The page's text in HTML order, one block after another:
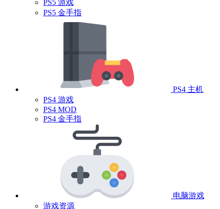
PS5 游戏
PS5 金手指
PS4 主机
PS4 游戏
PS4 MOD
PS4 金手指
电脑游戏
游戏资源